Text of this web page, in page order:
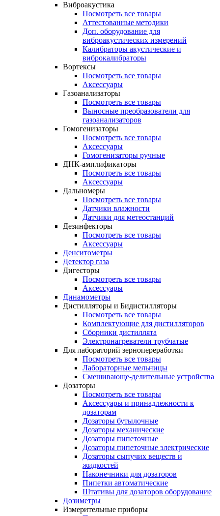
Виброакустика
Посмотреть все товары
Аттестованные методики
Доп. оборудование для
виброакустических измерений
Калибраторы акустические и
виброкалибраторы
Вортексы
Посмотреть все товары
Аксессуары
Газоанализаторы
Посмотреть все товары
Выносные преобразователи для
газоанализаторов
Гомогенизаторы
Посмотреть все товары
Аксессуары
Гомогенизаторы ручные
ДНК-амплификаторы
Посмотреть все товары
Аксессуары
Дальномеры
Посмотреть все товары
Датчики влажности
Датчики для метеостанций
Дезинфекторы
Посмотреть все товары
Аксессуары
Денситометры
Детектор газа
Дигесторы
Посмотреть все товары
Аксессуары
Динамометры
Дистилляторы и Бидистилляторы
Посмотреть все товары
Комплектующие для дистилляторов
Сборники дистиллята
Электронагреватели трубчатые
Для лабораторий зернопереработки
Посмотреть все товары
Лабораторные мельницы
Смешивающе-делительные устройства
Дозаторы
Посмотреть все товары
Аксессуары и принадлежности к
дозаторам
Дозаторы бутылочные
Дозаторы механические
Дозаторы пипеточные
Дозаторы пипеточные электрические
Дозаторы сыпучих веществ и
жидкостей
Наконечники для дозаторов
Пипетки автоматические
Штативы для дозаторов оборудование
Дозиметры
Измерительные приборы